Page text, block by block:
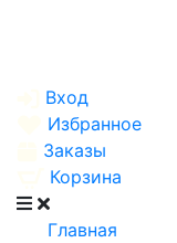
Вход
Избранное
Заказы
Корзина
Главная